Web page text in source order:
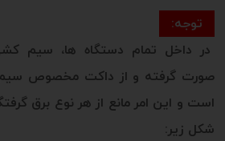
توجه:
در داخل تمام دستگاه ها، سیم
صورت گرفته و از داکت مخصوص
است و این امر مانع از هر نوع برق
شکل زیر: